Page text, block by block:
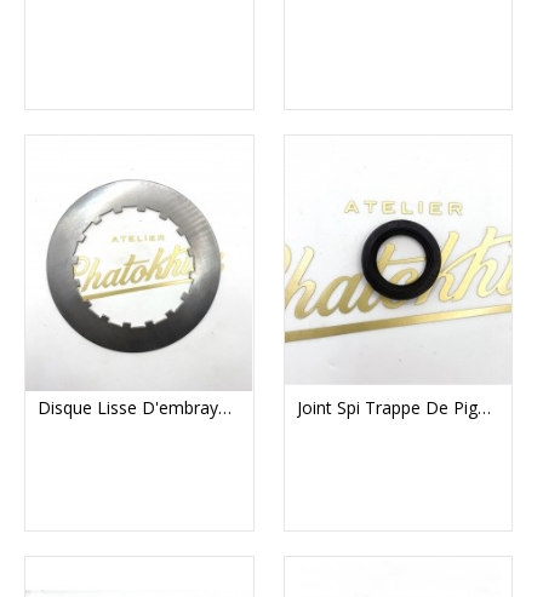
Disque Lisse D'embrayage Pour BSA / Triumph Twins - Vendu À L'un Joint Spi Trappe De Pignon De Sortie De Boite Triumph